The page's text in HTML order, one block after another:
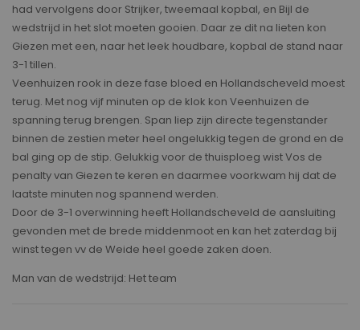
had vervolgens door Strijker, tweemaal kopbal, en Bijl de
wedstrijd in het slot moeten gooien. Daar ze dit na lieten kon
Giezen met een, naar het leek houdbare, kopbal de stand naar
3-1 tillen.
Veenhuizen rook in deze fase bloed en Hollandscheveld moest
terug. Met nog vijf minuten op de klok kon Veenhuizen de
spanning terug brengen. Span liep zijn directe tegenstander
binnen de zestien meter heel ongelukkig tegen de grond en de
bal ging op de stip. Gelukkig voor de thuisploeg wist Vos de
penalty van Giezen te keren en daarmee voorkwam hij dat de
laatste minuten nog spannend werden.
Door de 3-1 overwinning heeft Hollandscheveld de aansluiting
gevonden met de brede middenmoot en kan het zaterdag bij
winst tegen vv de Weide heel goede zaken doen.
Man van de wedstrijd: Het team